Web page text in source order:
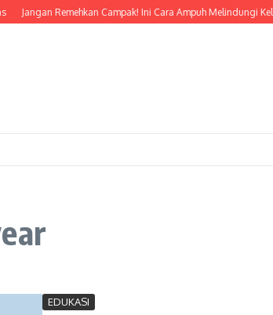
Jangan Remehkan Campak! Ini Cara Ampuh Melindungi
EDUKASI